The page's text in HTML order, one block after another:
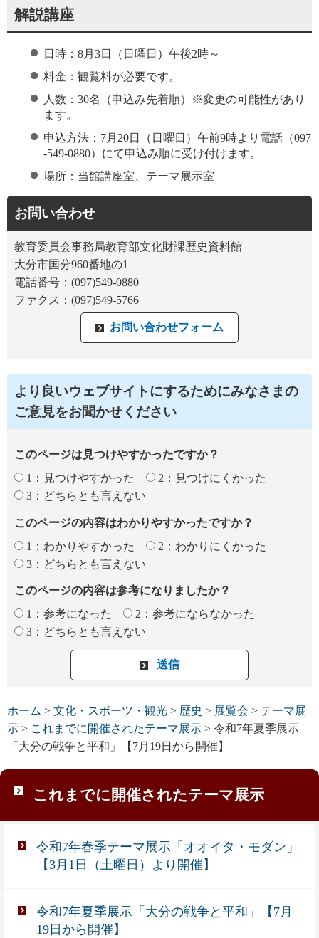
解説講座
日時：8月3日（日曜日）午後2時～
料金：観覧料が必要です。
人数：30名（申込み先着順）※変更の可能性があり
ます。
申込方法：7月20日（日曜日）午前9時より電話（097
-549-0880）にて申込み順に受け付けます。
場所：当館講座室、テーマ展示室
お問い合わせ
教育委員会事務局教育部文化財課歴史資料館
大分市国分960番地の1
電話番号：(097)549-0880
ファクス：(097)549-5766
より良いウェブサイトにするためにみなさまの
ご意見をお聞かせください
このページは見つけやすかったですか？
1：見つけやすかった
2：見つけにくかった
3：どちらとも言えない
このページの内容はわかりやすかったですか？
1：わかりやすかった
2：わかりにくかった
3：どちらとも言えない
このページの内容は参考になりましたか？
1：参考になった
2：参考にならなかった
3：どちらとも言えない
ホーム > 文化・スポーツ・観光 > 歴史 > 展覧会 > テーマ展
示 > これまでに開催されたテーマ展示 > 令和7年夏季展示
「大分の戦争と平和」【7月19日から開催】
これまでに開催されたテーマ展示
令和7年春季テーマ展示「オオイタ・モダン」
【3月1日（土曜日）より開催】
令和7年夏季展示「大分の戦争と平和」【7月
19日から開催】